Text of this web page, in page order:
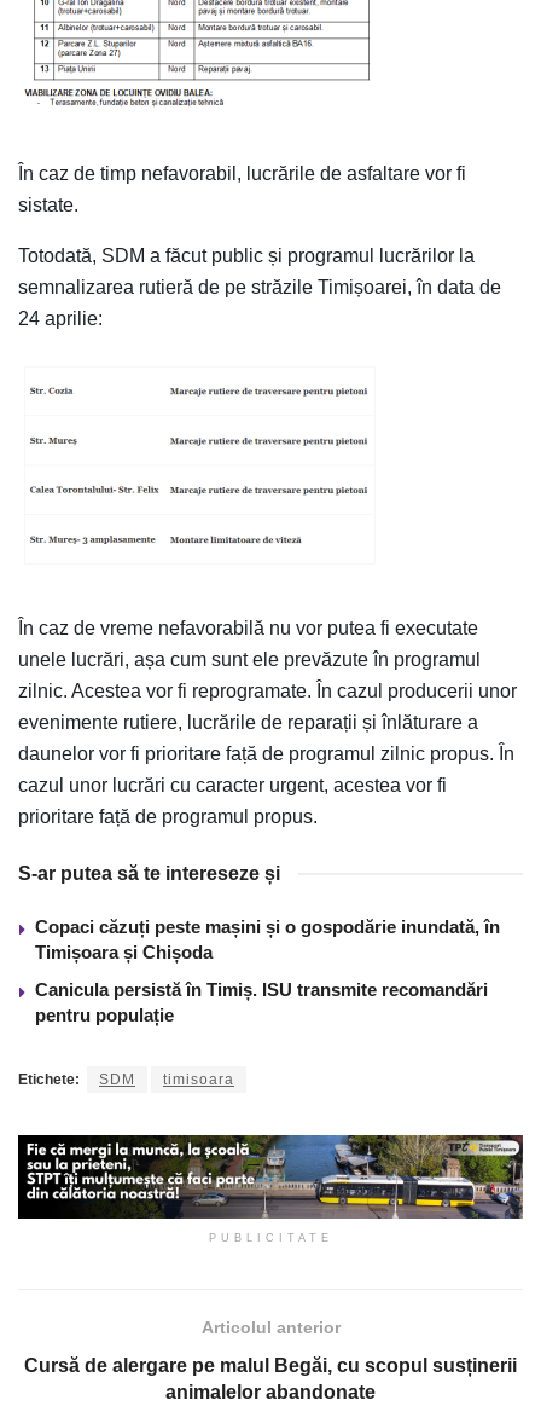
În caz de timp nefavorabil, lucrările de asfaltare vor fi
sistate.
Totodată, SDM a făcut public și programul lucrărilor la
semnalizarea rutieră de pe străzile Timișoarei, în data de
24 aprilie:
În caz de vreme nefavorabilă nu vor putea fi executate
unele lucrări, așa cum sunt ele prevăzute în programul
zilnic. Acestea vor fi reprogramate. În cazul producerii unor
evenimente rutiere, lucrările de reparații și înlăturare a
daunelor vor fi prioritare față de programul zilnic propus. În
cazul unor lucrări cu caracter urgent, acestea vor fi
prioritare față de programul propus.
S-ar putea să te intereseze și
Copaci căzuți peste mașini și o gospodărie inundată, în
Timișoara și Chișoda
Canicula persistă în Timiș. ISU transmite recomandări
pentru populație
Etichete: SDM timisoara
PUBLICITATE
Articolul anterior
Cursă de alergare pe malul Begăi, cu scopul susținerii
animalelor abandonate